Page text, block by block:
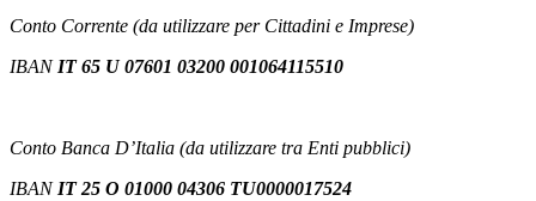
Conto Corrente (da utilizzare per Cittadini e Imprese)
IBANIT 65 U 07601 03200 001064115510
Conto Banca D’Italia (da utilizzare tra Enti pubblici)
IBANIT 25 O 01000 04306 TU0000017524